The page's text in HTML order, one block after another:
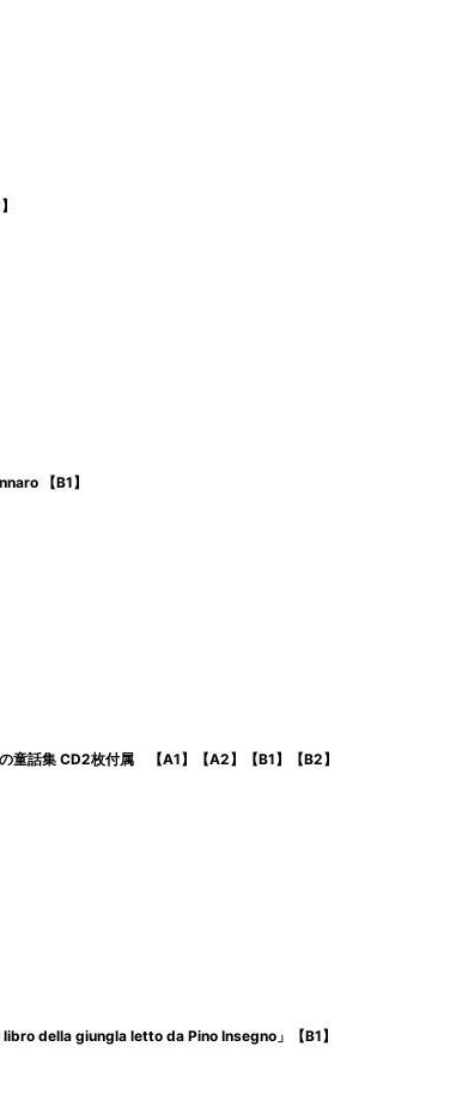
【B1】
話集 CD2枚付属 【A1】【A2】【B1】【B2】
libro della giungla letto da Pino Insegno」【B1】